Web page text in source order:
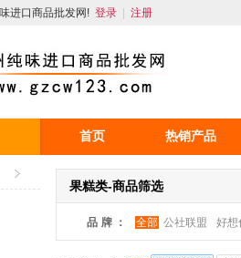
进口商品批发网! 登录 注册
首页 热销产品
人才招聘 资讯
果糕类-商品筛选
品牌： 全部 公社联盟 好想